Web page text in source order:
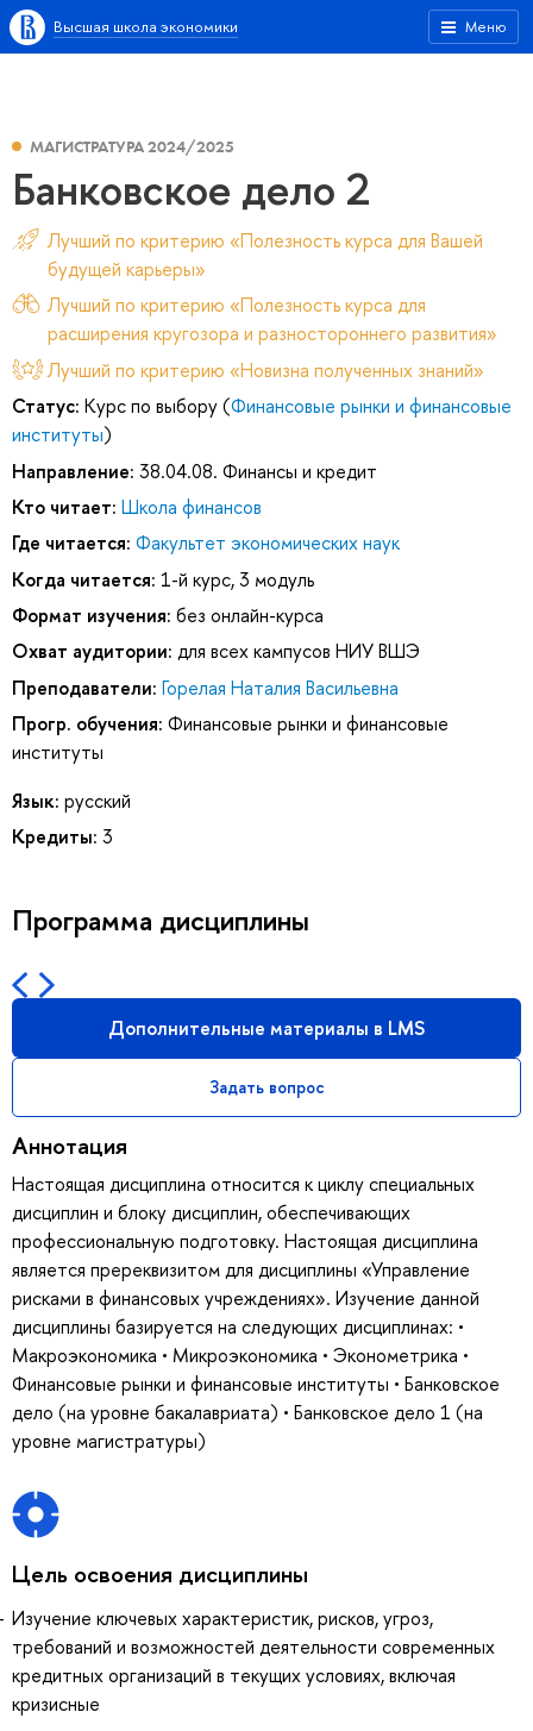
Меню
Высшая школа экономики
МАГИСТРАТУРА 2024/2025
Банковское дело 2
Лучший по критерию «Полезность курса для Вашей
будущей карьеры»
Лучший по критерию «Полезность курса для
расширения кругозора и разностороннего развития»
Лучший по критерию «Новизна полученных знаний»
Статус: Курс по выбору (Финансовые рынки и финансовые
институты)
Направление: 38.04.08. Финансы и кредит
Кто читает: Школа финансов
Где читается: Факультет экономических наук
Когда читается: 1-й курс, 3 модуль
Формат изучения: без онлайн-курса
Охват аудитории: для всех кампусов НИУ ВШЭ
Преподаватели: Горелая Наталия Васильевна
Прогр. обучения: Финансовые рынки и финансовые
институты
Язык: русский
Кредиты: 3
Программа дисциплины
Дополнительные материалы в LMS
Задать вопрос
Аннотация
Настоящая дисциплина относится к циклу специальных
дисциплин и блоку дисциплин, обеспечивающих
профессиональную подготовку. Настоящая дисциплина
является пререквизитом для дисциплины «Управление
рисками в финансовых учреждениях». Изучение данной
дисциплины базируется на следующих дисциплинах: •
Макроэкономика • Микроэкономика • Эконометрика •
Финансовые рынки и финансовые институты • Банковское
дело (на уровне бакалавриата) • Банковское дело 1 (на
уровне магистратуры)
Цель освоения дисциплины
Изучение ключевых характеристик, рисков, угроз,
требований и возможностей деятельности современных
кредитных организаций в текущих условиях, включая
кризисные